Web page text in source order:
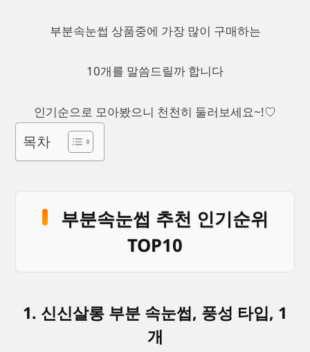
부분속눈썹 상품중에 가장 많이 구매하는
10개를 말씀드릴까 합니다
인기순으로 모아봤으니 천천히 둘러보세요~!♡
목차
부분속눈썹 추천 인기순위
TOP10
1. 신신살롱 부분 속눈썹, 풍성 타입, 1
개